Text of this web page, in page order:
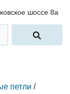
шоссе 8а
петли /